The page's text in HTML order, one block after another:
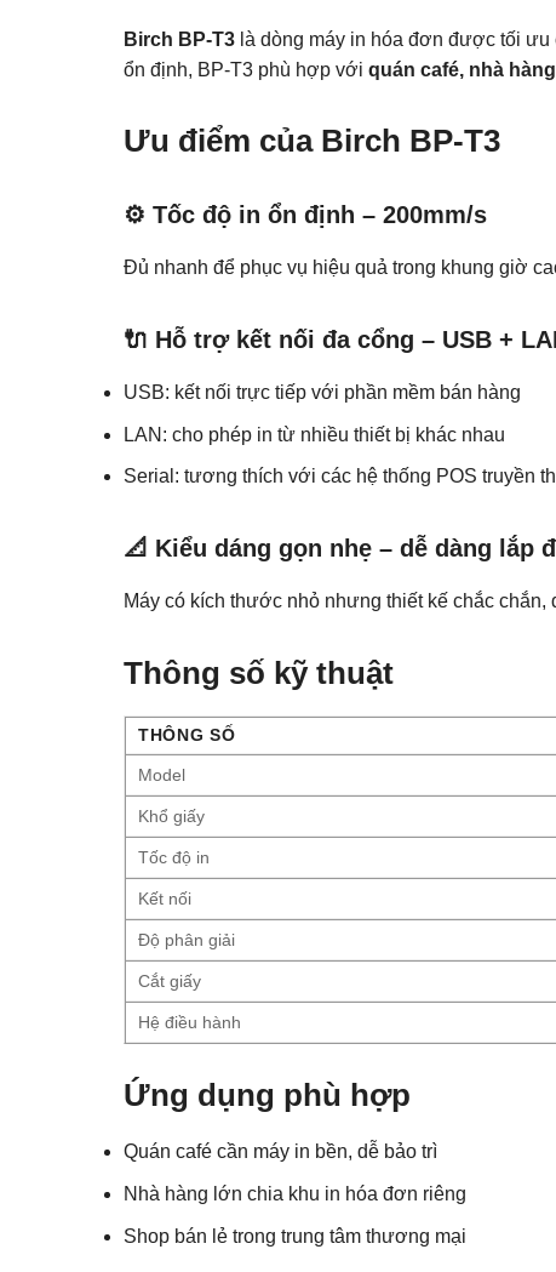
Birch BP-T3 là dòng máy in hóa đơn được tối
ổn định, BP-T3 phù hợp với quán café, nhà
Ưu điểm của Birch BP-T3
⚙️ Tốc độ in ổn định – 200mm/s
Đủ nhanh để phục vụ hiệu quả trong khung giờ
🔌 Hỗ trợ kết nối đa cổng – USB +
USB: kết nối trực tiếp với phần mềm bán hàng
LAN: cho phép in từ nhiều thiết bị khác nhau
Serial: tương thích với các hệ thống POS truyền
📐 Kiểu dáng gọn nhẹ – dễ dàng lắp
Máy có kích thước nhỏ nhưng thiết kế chắc chắn,
Thông số kỹ thuật
THÔNG SỐ
Model
Khổ giấy
Tốc độ in
Kết nối
Độ phân giải
Cắt giấy
Hệ điều hành
Ứng dụng phù hợp
Quán café cần máy in bền, dễ bảo trì
Nhà hàng lớn chia khu in hóa đơn riêng
Shop bán lẻ trong trung tâm thương mại